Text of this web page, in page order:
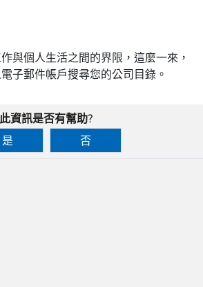
與個人生活之間的界限，這麼一來，
子郵件帳戶搜尋您的公司目錄。
此資訊是否有幫助?
是
否